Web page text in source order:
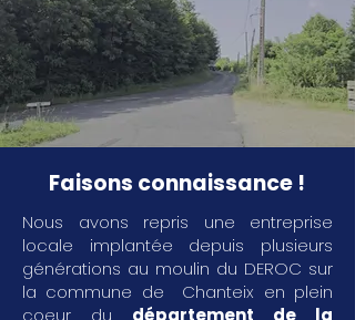
Faisons connaissance !
Nous avons repris une entreprise
locale implantée depuis plusieurs
générations au moulin du DEROC sur
la commune de Chanteix en plein
coeur du département de la